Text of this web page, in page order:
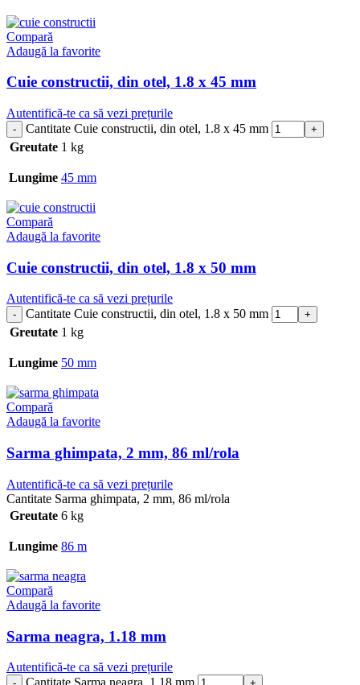
Compară
Adaugă la favorite
Cuie constructii, din otel, 1.8 x 45 mm
Autentifică-te ca să vezi prețurile
Cantitate Cuie constructii, din otel, 1.8 x 45 mm
Greutate 1 kg
Lungime 45 mm
Compară
Adaugă la favorite
Cuie constructii, din otel, 1.8 x 50 mm
Autentifică-te ca să vezi prețurile
Cantitate Cuie constructii, din otel, 1.8 x 50 mm
Greutate 1 kg
Lungime 50 mm
Compară
Adaugă la favorite
Sarma ghimpata, 2 mm, 86 ml/rola
Autentifică-te ca să vezi prețurile
Cantitate Sarma ghimpata, 2 mm, 86 ml/rola
Greutate 6 kg
Lungime 86 m
Compară
Adaugă la favorite
Sarma neagra, 1.18 mm
Autentifică-te ca să vezi prețurile